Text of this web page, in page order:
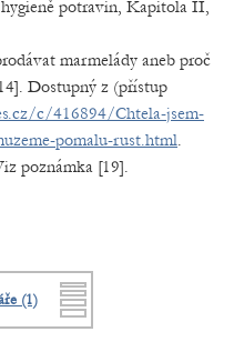
potravin, Kapitola II,
marmelády aneb proč
Dostupný z (přístup
c/416894/Chtela-jsem-
pomalu-rust.html.
poznámka [19].
(1)